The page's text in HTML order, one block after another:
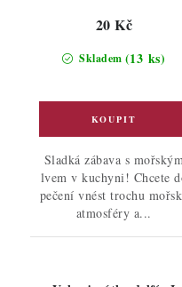
Skladem (13 ks)
20 Kč
Sladká zábava s mořským
lvem v kuchyni! Chcete
pečení vnést trochu
atmosféry a...